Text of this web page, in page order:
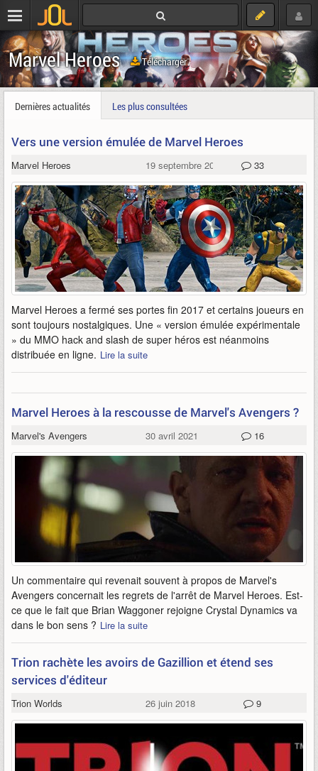
Marvel Heroes Télécharger
Dernières actualités Les plus consultées
Vers une version émulée de Marvel Heroes
Marvel Heroes 19 septembre 2023 33
Marvel Heroes a fermé ses portes fin 2017 et certains joueurs en
sont toujours nostalgiques. Une « version émulée expérimentale
» du MMO hack and slash de super héros est néanmoins
distribuée en ligne. Lire la suite
Marvel Heroes à la rescousse de Marvel's Avengers ?
Marvel's Avengers 30 avril 2021 16
Un commentaire qui revenait souvent à propos de Marvel's
Avengers concernait les regrets de l'arrêt de Marvel Heroes. Est-
ce que le fait que Brian Waggoner rejoigne Crystal Dynamics va
dans le bon sens ? Lire la suite
Trion rachète les avoirs de Gazillion et étend ses
services d'éditeur
Trion Worlds 26 juin 2018 9